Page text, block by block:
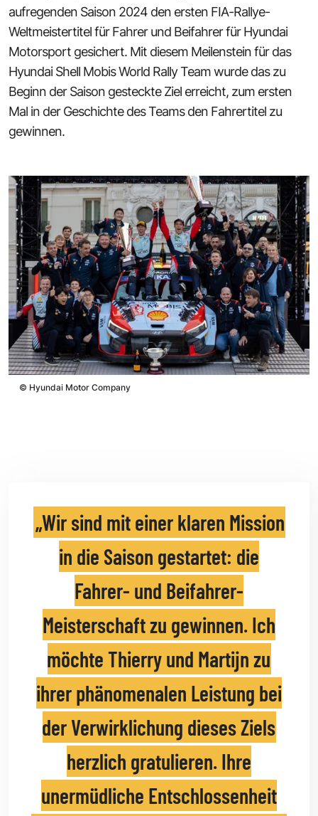
aufregenden Saison 2024 den ersten FIA-Rallye-
Weltmeistertitel für Fahrer und Beifahrer für Hyundai
Motorsport gesichert. Mit diesem Meilenstein für das
Hyundai Shell Mobis World Rally Team wurde das zu
Beginn der Saison gesteckte Ziel erreicht, zum ersten
Mal in der Geschichte des Teams den Fahrertitel zu
gewinnen.
© Hyundai Motor Company
Wir sind mit einer klaren Mission
in die Saison gestartet: die
Fahrer- und Beifahrer-
Meisterschaft zu gewinnen. Ich
möchte Thierry und Martijn zu
ihrer phänomenalen Leistung bei
der Verwirklichung dieses Ziels
herzlich gratulieren. Ihre
unermüdliche Entschlossenheit